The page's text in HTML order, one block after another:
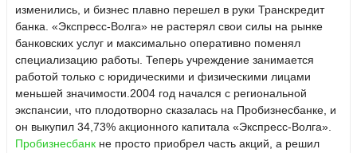
изменились, и бизнес плавно перешел в руки Транскредит
банка . «Экспресс-Волга» не растерял свои силы на рынке
банковских услуг и максимально оперативно поменял
специализацию работы. Теперь учреждение занимается
работой только с юридическими и физическими лицами
меньшей значимости.2004 год начался с региональной
экспансии, что плодотворно сказалась на Пробизнесбанке, и
он выкупил 34,73% акционного капитала «Экспресс-Волга».
Пробизнесбанк не просто приобрел часть акций, а решил